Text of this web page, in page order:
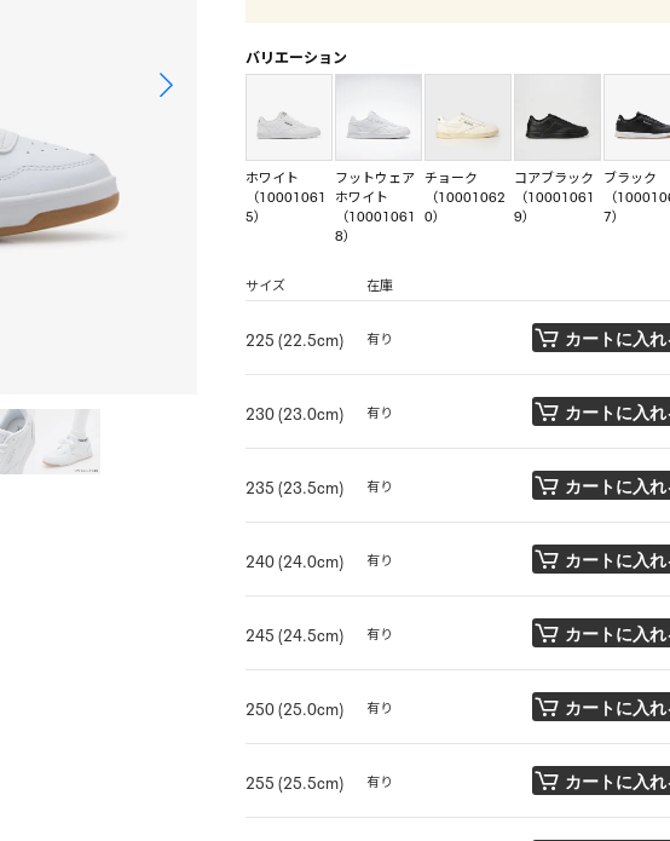
バリエーション
ホワイト
（10001061
5）
フットウェア
ホワイト
（10001061
8）
チョーク
（10001062
0）
コアブラック
（10001061
9）
ブラック
（
7）
サイズ 在庫
225 (22.5cm) 有り カートに入れ
230 (23.0cm) 有り カートに入れ
235 (23.5cm) 有り カートに入れ
240 (24.0cm) 有り カートに入れ
245 (24.5cm) 有り カートに入れ
250 (25.0cm) 有り カートに入れ
255 (25.5cm) 有り カートに入れ